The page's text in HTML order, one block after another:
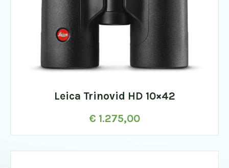
Leica Trinovid HD 10×42
€ 1.275,00